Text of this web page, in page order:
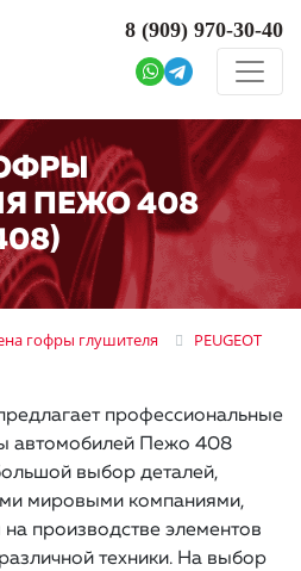
8 (909) 970-30-40
ПЕЖО 408
гофры глушителя
PEUGEOT
профессиональные
автомобилей Пежо 408
выбор деталей,
мировыми компаниями,
производстве элементов
техники. На выбор